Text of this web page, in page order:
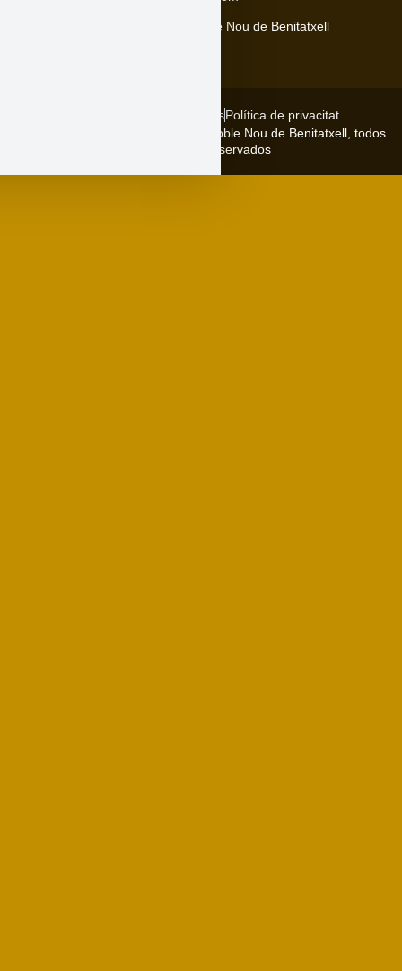
Carrer Major, 5, 03726 El Poble Nou de Benitatxell
Política de cookiesPolítica de privacitat
Copyright © 2026 Ajuntament del Poble Nou de Benitatxell, todos
los derechos reservados